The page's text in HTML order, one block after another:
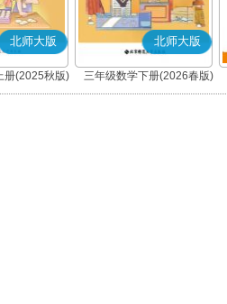
北师大版
册(2025秋版)
北师大版
三年级数学下册(2026春版)